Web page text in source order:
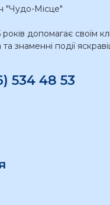
"Чудо-Місце"
допомагає своїм
та знаменні події
534 48 53